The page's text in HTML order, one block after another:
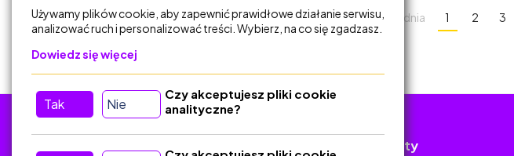
Poprzednia 1 2 3
Dokumenty
Używamy plików cookie, aby zapewnić prawidłowe działanie serwisu,
analizować ruch i personalizować treści. Wybierz, na co się zgadzasz.
Dowiedz się więcej
Tak Nie
Czy akceptujesz pliki cookie
analityczne?